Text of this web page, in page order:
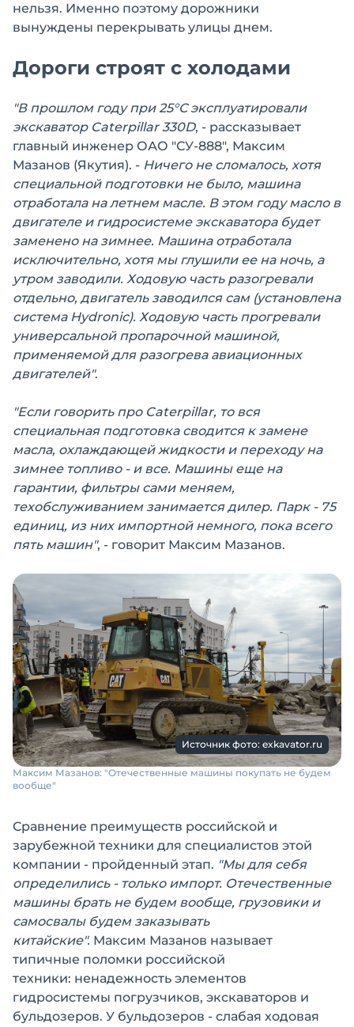
нельзя. Именно поэтому дорожники
вынуждены перекрывать улицы днем.
Дороги строят с холодами
"В прошлом году при 25°С эксплуатировали
экскаватор Caterpillar 330D, - рассказывает
главный инженер ОАО "СУ-888", Максим
Мазанов (Якутия). - Ничего не сломалось, хотя
специальной подготовки не было, машина
отработала на летнем масле. В этом году масло в
двигателе и гидросистеме экскаватора будет
заменено на зимнее. Машина отработала
исключительно, хотя мы глушили ее на ночь, а
утром заводили. Ходовую часть разогревали
отдельно, двигатель заводился сам (установлена
система Hydronic). Ходовую часть прогревали
универсальной пропарочной машиной,
применяемой для разогрева авиационных
двигателей".
"Если говорить про Caterpillar, то вся
специальная подготовка сводится к замене
масла, охлаждающей жидкости и переходу на
зимнее топливо - и все. Машины еще на
гарантии, фильтры сами меняем,
техобслуживанием занимается дилер. Парк - 75
единиц, из них импортной немного, пока всего
пять машин", - говорит Максим Мазанов.
Источник фото: exkavator.ru
Максим Мазанов: "Отечественные машины покупать не будем
вообще"
Сравнение преимуществ российской и
зарубежной техники для специалистов этой
компании - пройденный этап. "Мы для себя
определились - только импорт. Отечественные
машины брать не будем вообще, грузовики и
самосвалы будем заказывать
китайские". Максим Мазанов называет
типичные поломки российской
техники: ненадежность элементов
гидросистемы погрузчиков, экскаваторов и
бульдозеров. У бульдозеров - слабая ходовая